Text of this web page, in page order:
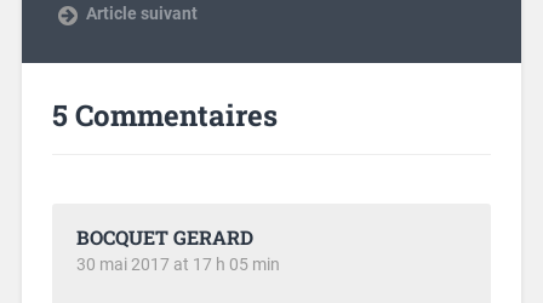
Article suivant
5 Commentaires
BOCQUET GERARD
30 mai 2017 at 17 h 05 min